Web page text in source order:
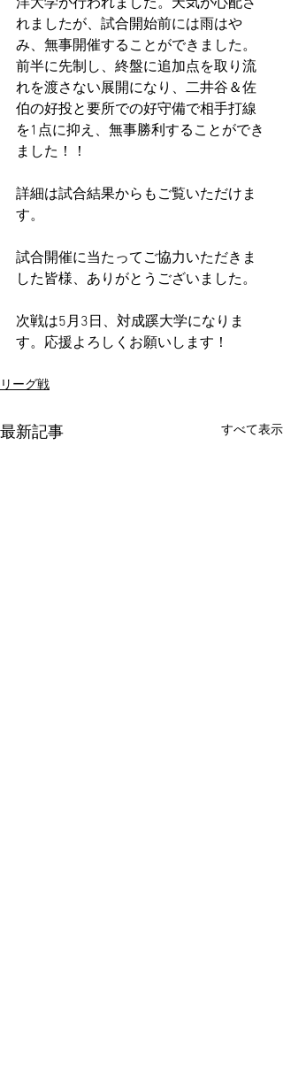
洋大学が行われました。天気が心配さ
れましたが、試合開始前には雨はや
み、無事開催することができました。
前半に先制し、終盤に追加点を取り流
れを渡さない展開になり、二井谷＆佐
伯の好投と要所での好守備で相手打線
を1点に抑え、無事勝利することができ
ました！！
詳細は試合結果からもご覧いただけま
す。
試合開催に当たってご協力いただきま
した皆様、ありがとうございました。
次戦は5月3日、対成蹊大学になりま
す。応援よろしくお願いします！
リーグ戦
最新記事 すべて表示